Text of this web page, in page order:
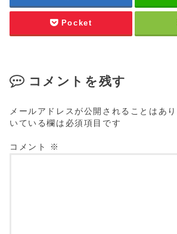
Pocket
コメントを残す
メールアドレスが公開されることはあり
いている欄は必須項目です
コメント ※